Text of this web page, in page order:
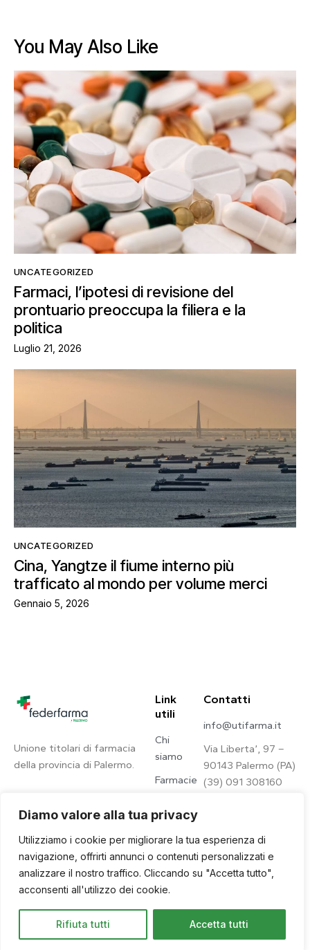
Diamo valore alla tua privacy
Utilizziamo i cookie per migliorare la tua esperienza di
navigazione, offrirti annunci o contenuti personalizzati e
analizzare il nostro traffico. Cliccando su "Accetta tutto",
acconsenti all'utilizzo dei cookie.
Rifiuta tutti Accetta tutti
You May Also Like
UNCATEGORIZED
Farmaci, l’ipotesi di revisione del
prontuario preoccupa la filiera e la
politica
Luglio 21, 2026
UNCATEGORIZED
Cina, Yangtze il fiume interno più
trafficato al mondo per volume merci
Gennaio 5, 2026
Unione titolari di farmacia
della provincia di Palermo.
Link
utili
Chi
siamo
Farmacie
Policy
Contatti
info@utifarma.it
Via Liberta’, 97 –
90143 Palermo (PA)
(39) 091 308160
© 2026. © U.Ti.Farma – All
Qwince